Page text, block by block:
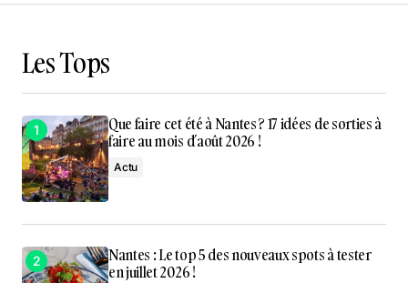
Les Tops
Que faire cet été à Nantes ? 17 idées de sorties à
faire au mois d’août 2026 !
Actu
Nantes : Le top 5 des nouveaux spots à tester
en juillet 2026 !